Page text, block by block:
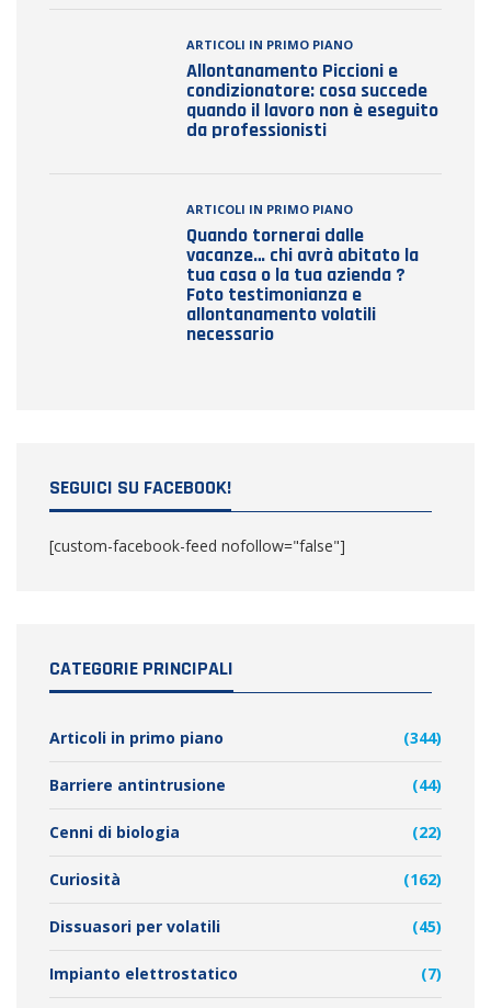
ARTICOLI IN PRIMO PIANO
Allontanamento Piccioni e
condizionatore: cosa succede
quando il lavoro non è eseguito
da professionisti
ARTICOLI IN PRIMO PIANO
Quando tornerai dalle
vacanze… chi avrà abitato la
tua casa o la tua azienda ?
Foto testimonianza e
allontanamento volatili
necessario
SEGUICI SU FACEBOOK!
[custom-facebook-feed nofollow="false"]
CATEGORIE PRINCIPALI
Articoli in primo piano (344)
Barriere antintrusione (44)
Cenni di biologia (22)
Curiosità (162)
Dissuasori per volatili (45)
Impianto elettrostatico (7)